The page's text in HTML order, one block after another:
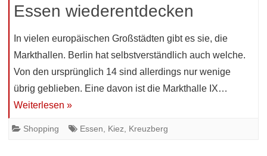
Essen wiederentdecken
In vielen europäischen Großstädten gibt es sie, die
Markthallen. Berlin hat selbstverständlich auch welche.
Von den ursprünglich 14 sind allerdings nur wenige
übrig geblieben. Eine davon ist die Markthalle IX…
Weiterlesen »
Shopping Essen Kiez Kreuzberg